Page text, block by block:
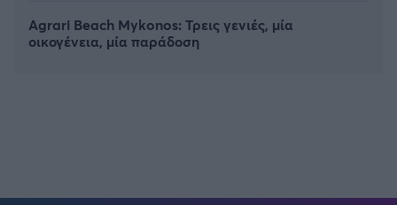
Agrari Beach Mykonos: Τρεις γενιές, μία
οικογένεια, μία παράδοση